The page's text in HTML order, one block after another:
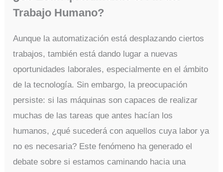
Trabajo Humano?
Aunque la automatización está desplazando ciertos
trabajos, también está dando lugar a nuevas
oportunidades laborales, especialmente en el ámbito
de la tecnología. Sin embargo, la preocupación
persiste: si las máquinas son capaces de realizar
muchas de las tareas que antes hacían los
humanos, ¿qué sucederá con aquellos cuya labor ya
no es necesaria? Este fenómeno ha generado el
debate sobre si estamos caminando hacia una